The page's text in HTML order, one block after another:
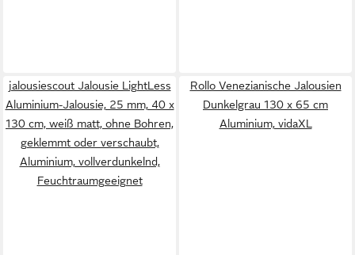
jalousiescout Jalousie LightLess
Aluminium-Jalousie, 25 mm, 40 x
130 cm, weiß matt, ohne Bohren,
geklemmt oder verschaubt,
Aluminium, vollverdunkelnd,
Feuchtraumgeeignet
Rollo Venezianische Jalousien
Dunkelgrau 130 x 65 cm
Aluminium, vidaXL